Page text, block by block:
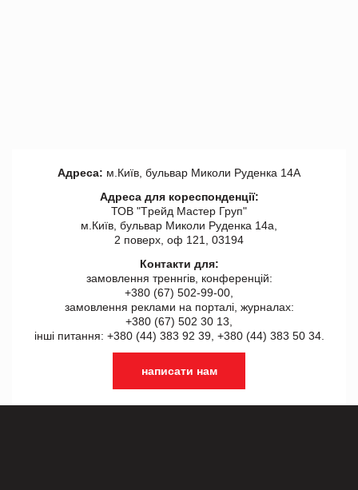
Адреса: м.Київ, бульвар Миколи Руденка 14А
Адреса для кореспонденції:
ТОВ "Tрейд Мастер Груп"
м.Київ, бульвар Миколи Руденка 14а,
2 поверх, оф 121, 03194
Контакти для:
замовлення треннгів, конференцій:
+380 (67) 502-99-00,
замовлення реклами на порталі, журналах:
+380 (67) 502 30 13,
інші питання: +380 (44) 383 92 39, +380 (44) 383 50 34.
написати нам